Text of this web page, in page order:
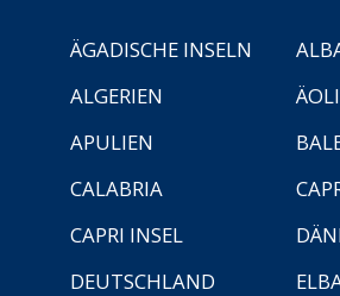
ÄGADISCHE INSELN
ALGERIEN
APULIEN
CALABRIA
CAPRI INSEL
DEUTSCHLAND